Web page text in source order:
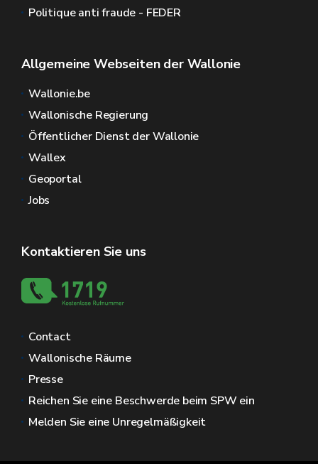
Politique anti fraude - FEDER
Allgemeine Webseiten der Wallonie
Wallonie.be
Wallonische Regierung
Öffentlicher Dienst der Wallonie
Wallex
Geoportal
Jobs
Kontaktieren Sie uns
Contact
Wallonische Räume
Presse
Reichen Sie eine Beschwerde beim SPW ein
Melden Sie eine Unregelmäßigkeit